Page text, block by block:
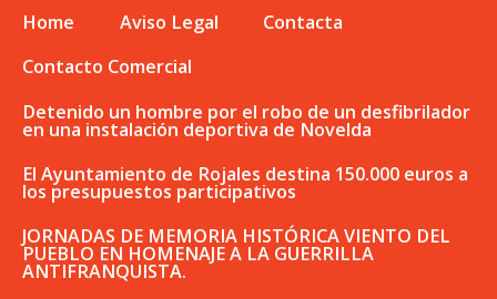
Home Aviso Legal
Contacta
Contacto Comercial
Detenido un hombre por el robo de un desfibrilador
en una instalación deportiva de Novelda
El Ayuntamiento de Rojales destina 150.000 euros a
los presupuestos participativos
JORNADAS DE MEMORIA HISTÓRICA VIENTO DEL
PUEBLO EN HOMENAJE A LA GUERRILLA
ANTIFRANQUISTA.